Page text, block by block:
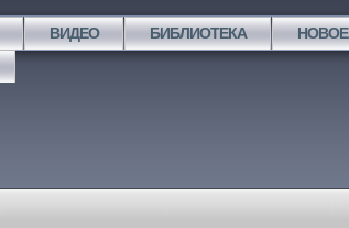
ВИДЕО БИБЛИОТЕКА НОВОЕ